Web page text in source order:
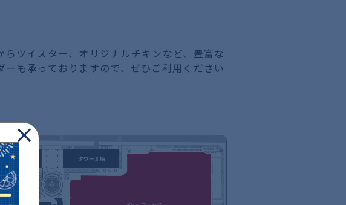
ツイスター、オリジナルチキンなど、豊富な
も承っておりますので、ぜひご利用ください